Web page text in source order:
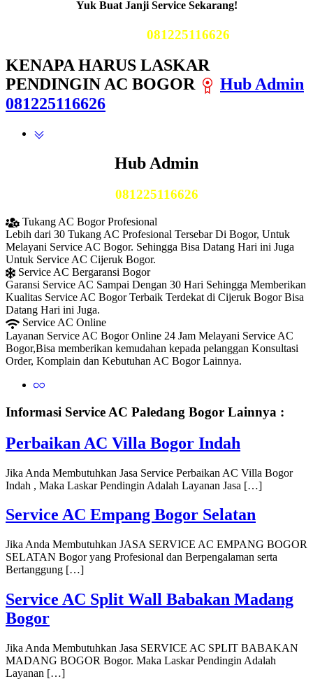
Yuk Buat Janji Service Sekarang!
081225116626
KENAPA HARUS LASKAR
PENDINGIN AC BOGOR
Hub Admin
081225116626
Hub Admin
081225116626
Tukang AC Bogor Profesional
Lebih dari 30 Tukang AC Profesional Tersebar Di Bogor, Untuk
Melayani Service AC Bogor. Sehingga Bisa Datang Hari ini Juga
Untuk Service AC Cijeruk Bogor.
Service AC Bergaransi Bogor
Garansi Service AC Sampai Dengan 30 Hari Sehingga Memberikan
Kualitas Service AC Bogor Terbaik Terdekat di Cijeruk Bogor Bisa
Datang Hari ini Juga.
Service AC Online
Layanan Service AC Bogor Online 24 Jam Melayani Service AC
Bogor,Bisa memberikan kemudahan kepada pelanggan Konsultasi
Order, Komplain dan Kebutuhan AC Bogor Lainnya.
Informasi Service AC Paledang Bogor Lainnya :
Perbaikan AC Villa Bogor Indah
Jika Anda Membutuhkan Jasa Service Perbaikan AC Villa Bogor
Indah , Maka Laskar Pendingin Adalah Layanan Jasa […]
Service AC Empang Bogor Selatan
Jika Anda Membutuhkan JASA SERVICE AC EMPANG BOGOR
SELATAN Bogor yang Profesional dan Berpengalaman serta
Bertanggung […]
Service AC Split Wall Babakan Madang
Bogor
Jika Anda Membutuhkan Jasa SERVICE AC SPLIT BABAKAN
MADANG BOGOR Bogor. Maka Laskar Pendingin Adalah
Layanan […]